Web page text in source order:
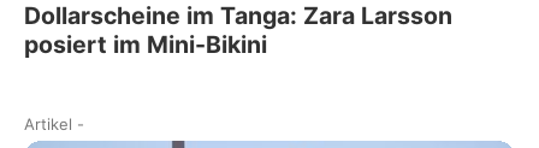
Dollarscheine im Tanga: Zara Larsson
posiert im Mini-Bikini
Artikel -